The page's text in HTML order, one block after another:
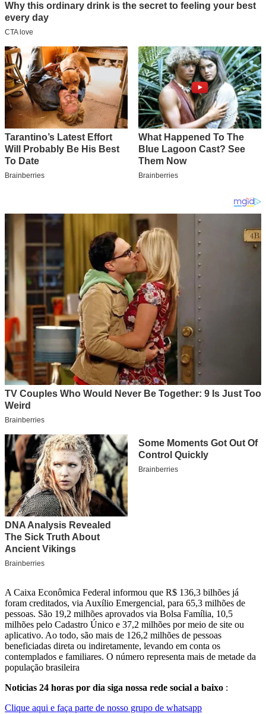
A Caixa Econômica Federal informou que R$ 136,3 bilhões já
foram creditados, via Auxílio Emergencial, para 65,3 milhões de
pessoas. São 19,2 milhões aprovados via Bolsa Família, 10,5
milhões pelo Cadastro Único e 37,2 milhões por meio de site ou
aplicativo. Ao todo, são mais de 126,2 milhões de pessoas
beneficiadas direta ou indiretamente, levando em conta os
contemplados e familiares. O número representa mais de metade da
população brasileira
Noticias 24 horas por dia siga nossa rede social a baixo :
Clique aqui e faça parte de nosso grupo de whatsapp